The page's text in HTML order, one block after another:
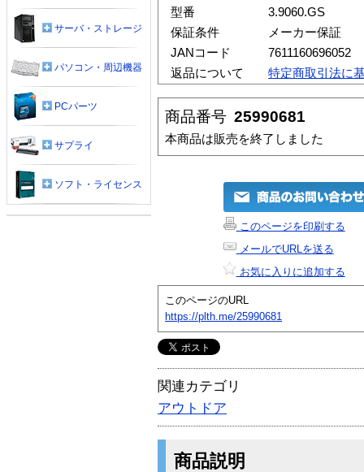
型番
3.9060.GS
保証条件
メーカー保証
JANコード
7611160696052
返品について
特定商取引法に
商品番号 25990681
本商品は販売を終了しました
このページを印刷する
メールでURLを送る
お気に入りに追加する
このページのURL
https://plth.me/25990681
関連カテゴリ
アウトドア
商品説明
サーバ・ストレージ
パソコン・周辺機器
PCパーツ
サプライ
ソフト・ライセンス